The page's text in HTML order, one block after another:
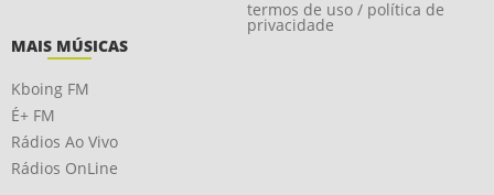
termos de uso / política de
privacidade
MAIS MÚSICAS
Kboing FM
É+ FM
Rádios Ao Vivo
Rádios OnLine